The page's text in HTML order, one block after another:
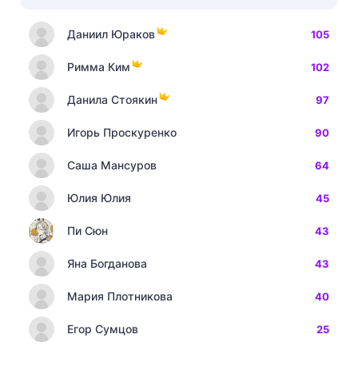
Даниил Юраков 105
Римма Ким 102
Данила Стоякин 97
Игорь Проскуренко 90
Саша Мансуров 64
Юлия Юлия 45
Пи Сюн 43
Яна Богданова 43
Мария Плотникова 40
Егор Сумцов 25